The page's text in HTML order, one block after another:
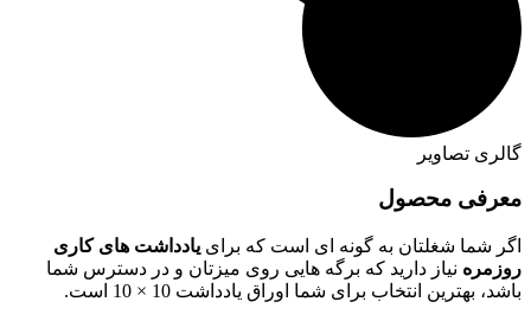
گالری تصاویر
معرفی محصول
اگر شما شغلتان به گونه ای است که برای یادداشت های کاری
روزمره نیاز دارید که برگه هایی روی میزتان و در دسترس شما
باشد، بهترین انتخاب برای شما اوراق یادداشت 10 × 10 است.